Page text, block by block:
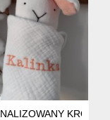
ZERO WASTE